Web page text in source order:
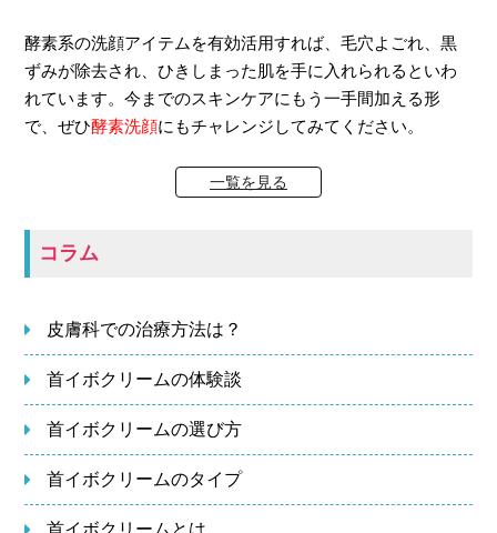
酵素系の洗顔アイテムを有効活用すれば、毛穴よごれ、黒
ずみが除去され、ひきしまった肌を手に入れられるといわ
れています。今までのスキンケアにもう一手間加える形
で、ぜひ酵素洗顔にもチャレンジしてみてください。
一覧を見る
コラム
皮膚科での治療方法は？
首イボクリームの体験談
首イボクリームの選び方
首イボクリームのタイプ
首イボクリームとは